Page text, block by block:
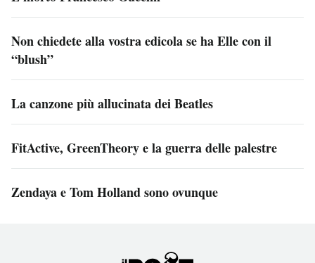
Non chiedete alla vostra edicola se ha Elle con il
“blush”
La canzone più allucinata dei Beatles
FitActive, GreenTheory e la guerra delle palestre
Zendaya e Tom Holland sono ovunque